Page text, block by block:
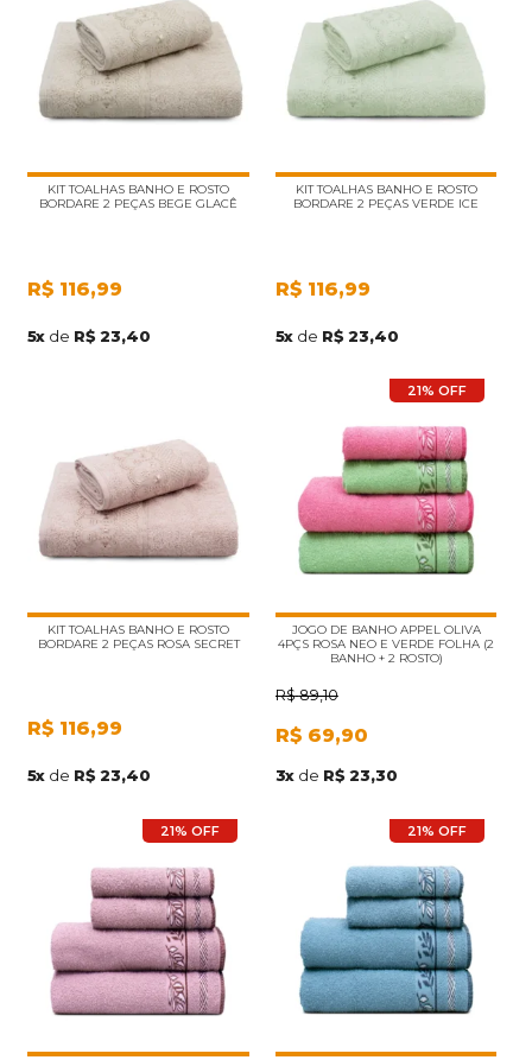
KIT TOALHAS BANHO E ROSTO
BORDARE 2 PEÇAS BEGE GLACÊ
R$ 116,99
5x de R$ 23,40
KIT TOALHAS BANHO E ROSTO
BORDARE 2 PEÇAS VERDE ICE
R$ 116,99
5x de R$ 23,40
KIT TOALHAS BANHO E ROSTO
BORDARE 2 PEÇAS ROSA SECRET
R$ 116,99
5x de R$ 23,40
21% OFF
JOGO DE BANHO APPEL OLIVA
4PÇS ROSA NEO E VERDE FOLHA (2
BANHO + 2 ROSTO)
R$ 89,10
R$ 69,90
3x de R$ 23,30
21% OFF 21% OFF